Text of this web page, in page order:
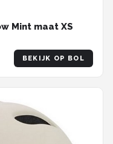
Mint maat XS
BEKIJK OP BOL